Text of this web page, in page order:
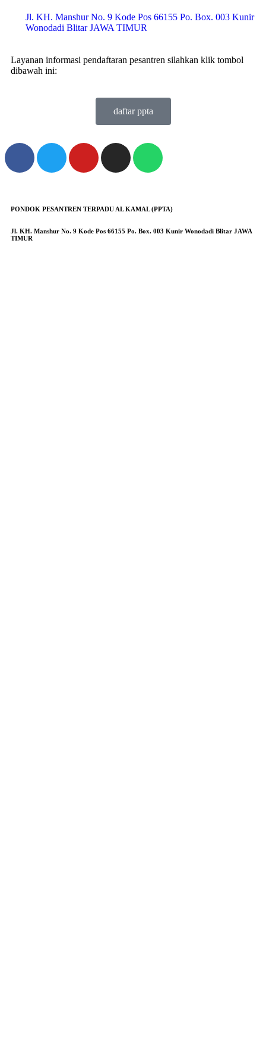
Jl. KH. Manshur No. 9 Kode Pos 66155 Po. Box. 003 Kunir
Wonodadi Blitar JAWA TIMUR
Layanan informasi pendaftaran pesantren silahkan klik tombol
dibawah ini:
daftar ppta
PONDOK PESANTREN TERPADU AL KAMAL (PPTA)
Jl. KH. Manshur No. 9 Kode Pos 66155 Po. Box. 003 Kunir Wonodadi Blitar JAWA
TIMUR